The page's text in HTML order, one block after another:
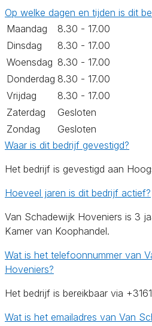
Op welke dagen en tijden is dit
Maandag
8.30 - 17.00
Dinsdag
8.30 - 17.00
Woensdag 8.30 - 17.00
Donderdag 8.30 - 17.00
Vrijdag
8.30 - 17.00
Zaterdag
Gesloten
Zondag
Gesloten
Waar is dit bedrijf gevestigd?
Het bedrijf is gevestigd aan
Hoeveel jaren is dit bedrijf actief?
Van Schadewijk Hoveniers is 3
Kamer van Koophandel.
Wat is het telefoonnummer van
Hoveniers?
Het bedrijf is bereikbaar via
Wat is het emailadres van Van